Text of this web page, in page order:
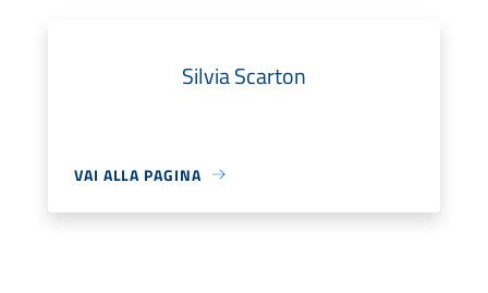
Silvia Scarton
VAI ALLA PAGINA